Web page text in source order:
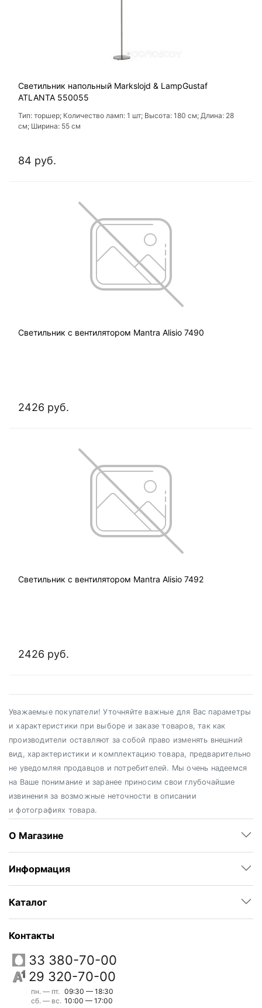
Светильник напольный Markslojd & LampGustaf
ATLANTA 550055
Тип: торшер; Количество ламп: 1 шт; Высота: 180 см; Длина: 28
см; Ширина: 55 см
84 руб.
Светильник с вентилятором Mantra Alisio 7490
2426 руб.
Светильник с вентилятором Mantra Alisio 7492
2426 руб.
Уважаемые покупатели! Уточняйте важные для Вас параметры
и характеристики при выборе и заказе товаров, так как
производители оставляют за собой право изменять внешний
вид, характеристики и комплектацию товара, предварительно
не уведомляя продавцов и потребителей. Мы очень надеемся
на Ваше понимание и заранее приносим свои глубочайшие
извинения за возможные неточности в описании
и фотографиях товара.
О Магазине
Информация
Каталог
Контакты
33 380-70-00
29 320-70-00
пн. — пт.
сб. — вс.
09:30 — 18:30
10:00 — 17:00